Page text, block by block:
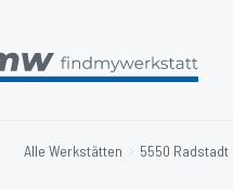
Alle Werkstätten 5550 Radstadt